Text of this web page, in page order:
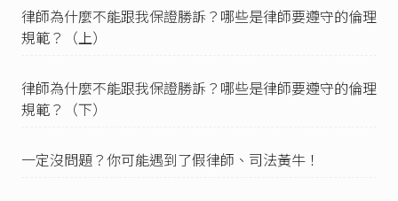
官、檢察事務官、司法警察官或司法警察有第一
項之親屬關係且受委任在後者，應行迴避。」
一、本人或同一律師事務所之律師曾受委任人之
相對人之委任，或曾與商議而予以贊助者。
三、依仲裁程序以仲裁人身分曾經處理之事件。
律師為什麼不能跟我保證勝訴？哪些是律師要遵守的倫理
規範？（上）
律師為什麼不能跟我保證勝訴？哪些是律師要遵守的倫理
規範？（下）
一定沒問題？你可能遇到了假律師、司法黃牛！